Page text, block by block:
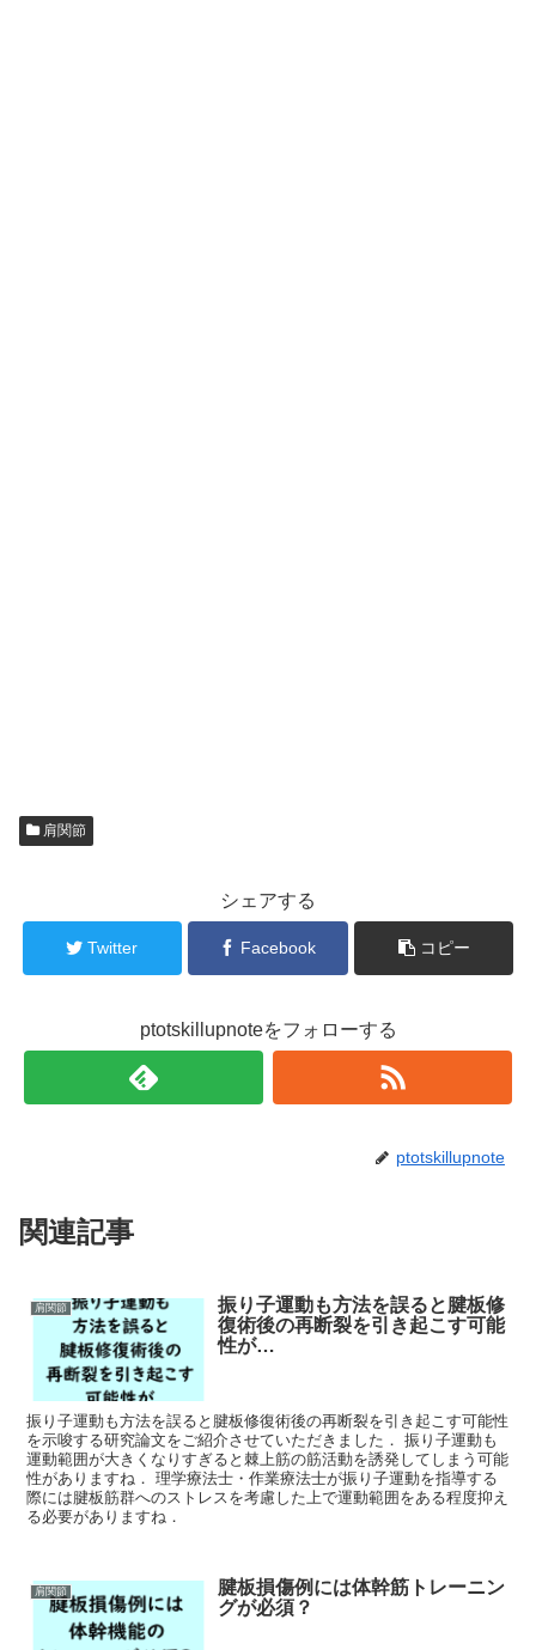
肩関節
シェアする
Twitter Facebook コピー
ptotskillupnoteをフォローする
ptotskillupnote
関連記事
肩関節
振り子運動も方法を誤ると腱板修
復術後の再断裂を引き起こす可能
性が…
振り子運動も方法を誤ると腱板修復術後の再断裂を引き起こす可能性
を示唆する研究論文をご紹介させていただきました． 振り子運動も
運動範囲が大きくなりすぎると棘上筋の筋活動を誘発してしまう可能
性がありますね． 理学療法士・作業療法士が振り子運動を指導する
際には腱板筋群へのストレスを考慮した上で運動範囲をある程度抑え
る必要がありますね．
肩関節
腱板損傷例には体幹筋トレーニン
グが必須？